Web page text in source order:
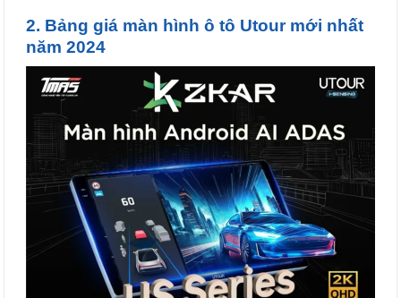
2. Bảng giá màn hình ô tô Utour mới nhất
năm 2024